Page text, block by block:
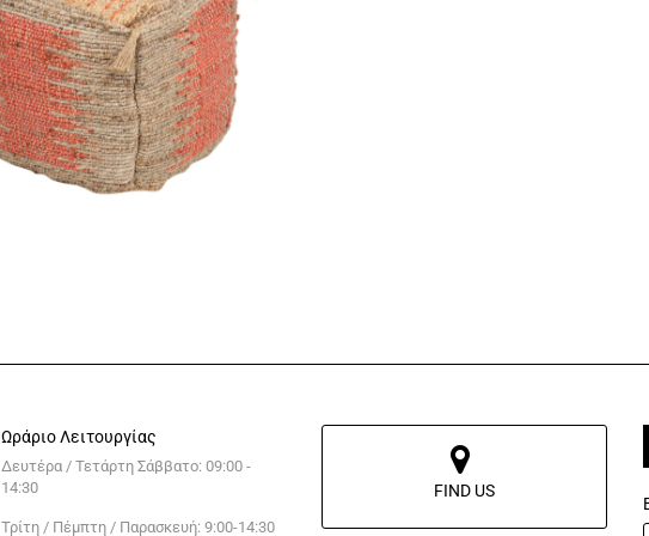
Ωράριο Λειτουργίας
Δευτέρα / Τετάρτη Σάββατο: 09:00 -
14:30
Τρίτη / Πέμπτη / Παρασκευή: 9:00-14:30
FIND US